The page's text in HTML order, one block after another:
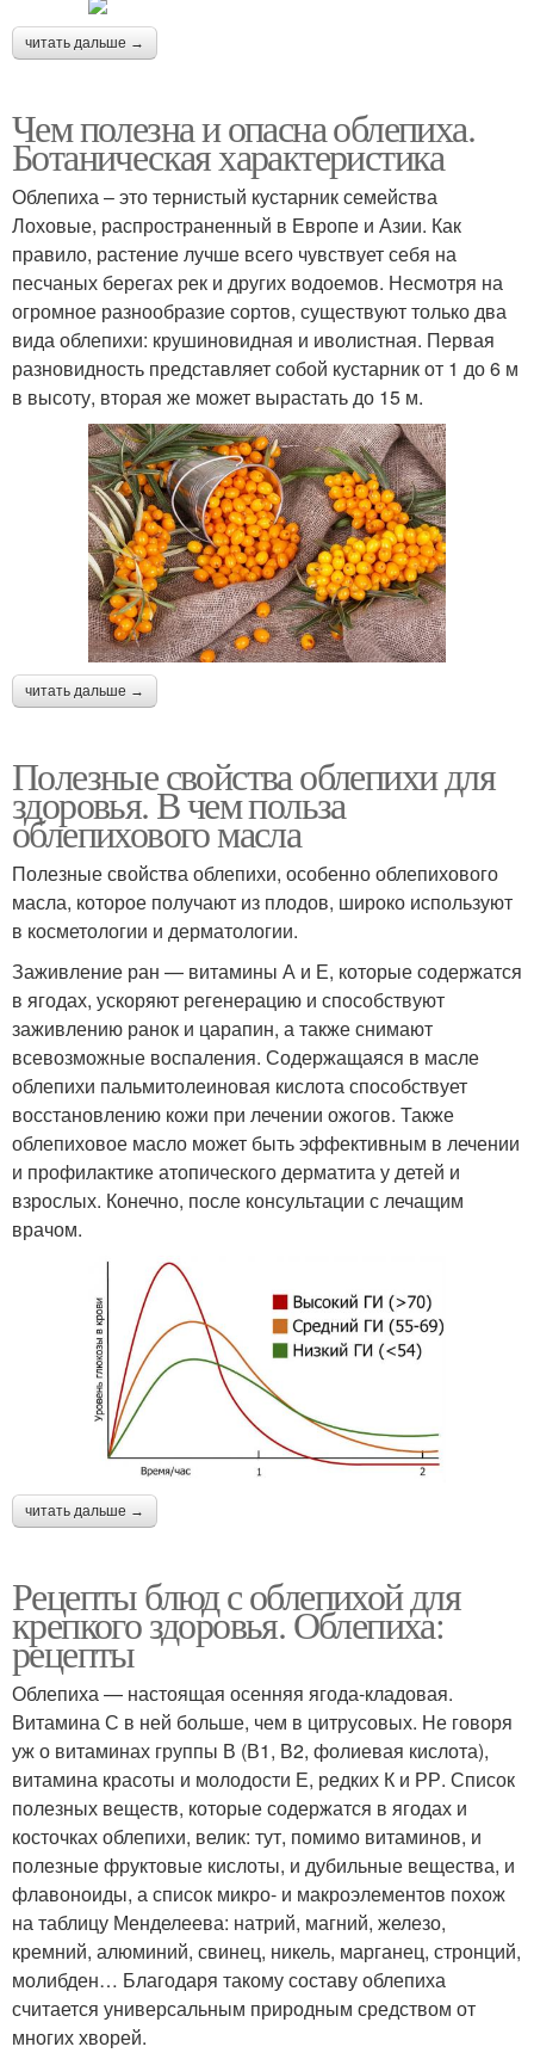
читать дальше →
Чем полезна и опасна облепиха.
Ботаническая характеристика
Облепиха – это тернистый кустарник семейства
Лоховые, распространенный в Европе и Азии. Как
правило, растение лучше всего чувствует себя на
песчаных берегах рек и других водоемов. Несмотря на
огромное разнообразие сортов, существуют только два
вида облепихи: крушиновидная и иволистная. Первая
разновидность представляет собой кустарник от 1 до 6 м
в высоту, вторая же может вырастать до 15 м.
читать дальше →
Полезные свойства облепихи для
здоровья. В чем польза
облепихового масла
Полезные свойства облепихи, особенно облепихового
масла, которое получают из плодов, широко используют
в косметологии и дерматологии.
Заживление ран — витамины А и Е, которые содержатся
в ягодах, ускоряют регенерацию и способствуют
заживлению ранок и царапин, а также снимают
всевозможные воспаления. Содержащаяся в масле
облепихи пальмитолеиновая кислота способствует
восстановлению кожи при лечении ожогов. Также
облепиховое масло может быть эффективным в лечении
и профилактике атопического дерматита у детей и
взрослых. Конечно, после консультации с лечащим
врачом.
читать дальше →
Рецепты блюд с облепихой для
крепкого здоровья. Облепиха:
рецепты
Облепиха — настоящая осенняя ягода-кладовая.
Витамина С в ней больше, чем в цитрусовых. Не говоря
уж о витаминах группы В (В1, В2, фолиевая кислота),
витамина красоты и молодости Е, редких К и РР. Список
полезных веществ, которые содержатся в ягодах и
косточках облепихи, велик: тут, помимо витаминов, и
полезные фруктовые кислоты, и дубильные вещества, и
флавоноиды, а список микро- и макроэлементов похож
на таблицу Менделеева: натрий, магний, железо,
кремний, алюминий, свинец, никель, марганец, стронций,
молибден… Благодаря такому составу облепиха
считается универсальным природным средством от
многих хворей.